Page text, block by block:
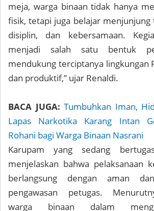
meja, warga binaan tidak hanya
fisik, tetapi juga belajar menjunjung
disiplin, dan kebersamaan.
menjadi salah satu bentuk
mendukung terciptanya lingkungan
dan produktif,” ujar Renaldi.
BACA JUGA: Tumbuhkan Iman,
Lapas Narkotika Karang Intan
Rohani bagi Warga Binaan Nasrani
Karupam yang sedang
menjelaskan bahwa pelaksanaan
berlangsung dengan aman
pengawasan petugas.
warga binaan dalam